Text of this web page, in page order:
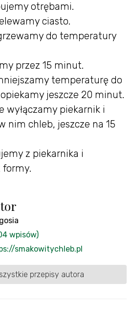
otrębami.
ciasto.
do temperatury
przez 15 minut.
temperaturę do
jeszcze 20 minut.
wyłączamy piekarnik i
nim chleb, jeszcze na 15
z piekarnika i
formy.
wpisów)
smakowitychleb.pl
przepisy autora